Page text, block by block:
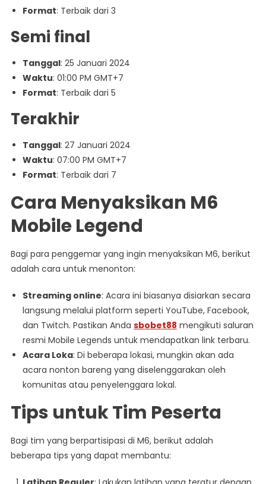
Format: Terbaik dari 3
Semi final
Tanggal: 25 Januari 2024
Waktu: 01:00 PM GMT+7
Format: Terbaik dari 5
Terakhir
Tanggal: 27 Januari 2024
Waktu: 07:00 PM GMT+7
Format: Terbaik dari 7
Cara Menyaksikan M6
Mobile Legend
Bagi para penggemar yang ingin menyaksikan M6, berikut
adalah cara untuk menonton:
Streaming online: Acara ini biasanya disiarkan secara
langsung melalui platform seperti YouTube, Facebook,
dan Twitch. Pastikan Anda sbobet88 mengikuti saluran
resmi Mobile Legends untuk mendapatkan link terbaru.
Acara Loka: Di beberapa lokasi, mungkin akan ada
acara nonton bareng yang diselenggarakan oleh
komunitas atau penyelenggara lokal.
Tips untuk Tim Peserta
Bagi tim yang berpartisipasi di M6, berikut adalah
beberapa tips yang dapat membantu: